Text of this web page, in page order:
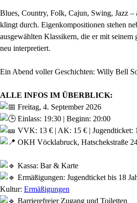
Blues, Country, Folk, Cajun, Swing, Jazz –
klingt durch. Eigenkompositionen stehen
ausgewählten Klassikern, die er mit seinem
neu interpretiert.
Ein Abend voller Geschichten: Willy Bell
ALLE INFOS IM ÜBERBLICK:
Freitag, 4. September 2026
Einlass: 19:30 | Beginn: 20:00
VVK: 13 € | AK: 15 € | Jugendticket:
OKH Vöcklabruck, Hatschekstraße
Kassa: Bar & Karte
Ermäßigungen: Jugendticket bis 18
Kultur: Ermäßigungen
Barrierefreier Zugang und Toiletten